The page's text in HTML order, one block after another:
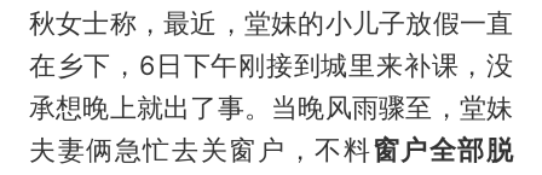
秋女士称，最近，堂妹的小儿子放假一直
在乡下，6日下午刚接到城里来补课，没
承想晚上就出了事。当晚风雨骤至，堂妹
夫妻俩急忙去关窗户，不料窗户全部脱